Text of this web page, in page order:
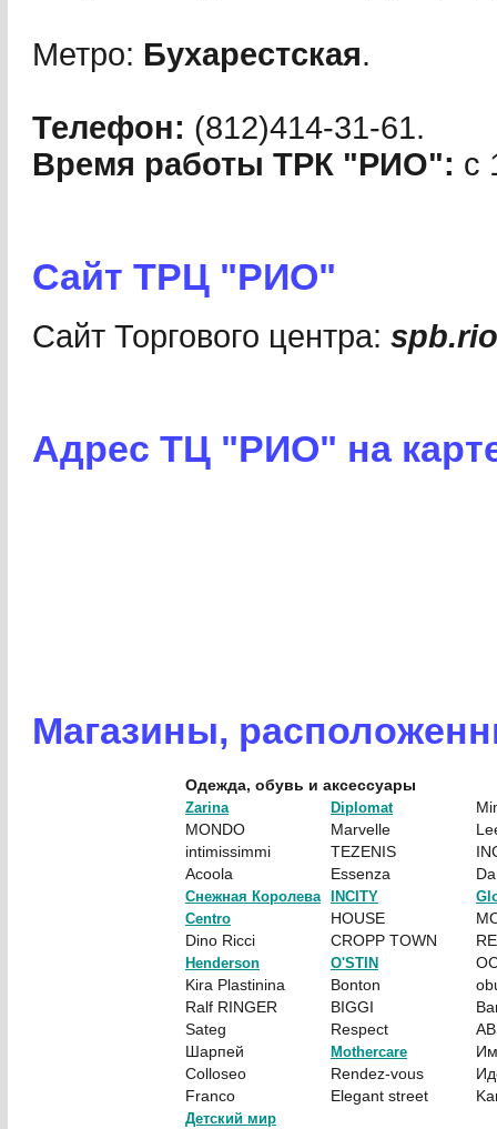
Метро: Бухарестская.
Телефон: (812)414-31-61.
Время работы ТРК "РИО": с
Сайт ТРЦ "РИО"
Сайт Торгового центра:
Адрес ТЦ "РИО" на
Магазины,
Одежда, обувь и аксессуары
Zarina Diplomat
MONDO
Marvelle
intimissimmi
TEZENIS
Acoola
Essenza
Снежная Королева INCITY
Centro
HOUSE
Dino Ricci
CROPP TOWN
Henderson O'STIN
Kira Plastinina
Bonton
Ralf RINGER
BIGGI
Sateg
Respect
Шарпей
Mothercare
Colloseo
Rendez-vous
Franco
Elegant street
Детский мир